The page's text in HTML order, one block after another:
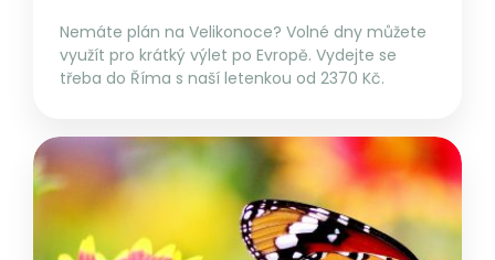
Nemáte plán na Velikonoce? Volné dny můžete
využít pro krátký výlet po Evropě. Vydejte se
třeba do Říma s naší letenkou od 2370 Kč.